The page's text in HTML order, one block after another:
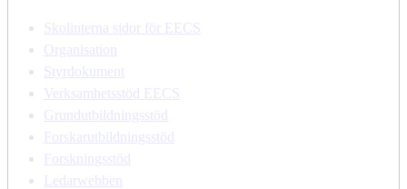
Skolinterna sidor för EECS
Organisation
Styrdokument
Verksamhetsstöd EECS
Grundutbildningsstöd
Forskarutbildningsstöd
Forskningsstöd
Ledarwebben